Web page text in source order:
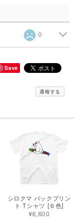
0
Save
通報する
シロクマ バックプリン
ト Tシャツ [６色]
¥6,600